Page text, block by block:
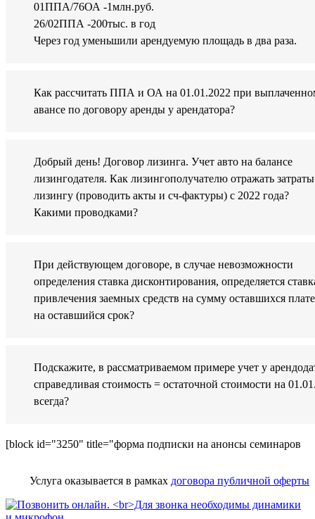
01ППА/76ОА -1млн.руб.
26/02ППА -200тыс. в год
Через год уменьшили арендуемую площадь в два раза.
Как рассчитать ППА и ОА на 01.01.2022 при
авансе по договору аренды у арендатора?
Добрый день! Договор лизинга. Учет авто на балансе
лизингодателя. Как лизингополучателю отражать
лизингу (проводить акты и сч-фактуры) с 2022 года?
Какими проводками?
При действующем договоре, в случае невозможности
определения ставка дисконтирования, определяется
привлечения заемных средств на сумму оставшихся
на оставшийся срок?
Подскажите, в рассматриваемом примере учет у
справедливая стоимость = остаточной стоимости на
всегда?
[block id="3250" title="форма подписки на анонсы семинаров
Услуга оказывается в рамках договора публичной оферты